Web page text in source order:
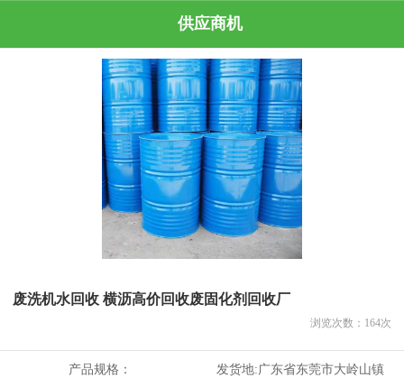
供应商机
废洗机水回收 横沥高价回收废固化剂回收厂
浏览次数： 164次
产品规格： 发货地:广东省东莞市大岭山镇